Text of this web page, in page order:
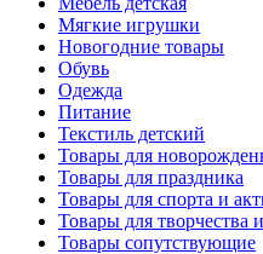
Мягкие игрушки
Новогодние товары
Обувь
Одежда
Питание
Текстиль детский
Товары для
Товары для праздника
Товары для спорта и
Товары для творчества
Товары сопутствующие